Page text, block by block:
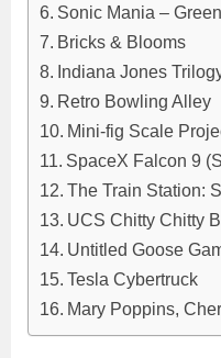
Sonic Mania –
Bricks & Blooms
Indiana Jones
Retro Bowling Alley
Mini-fig Scale
SpaceX Falcon 9
The Train Station:
UCS Chitty Chitty
Untitled Goose
Tesla Cybertruck
Mary Poppins,